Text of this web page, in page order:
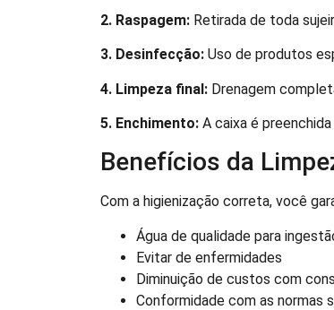
2. Raspagem: Retirada de toda
3. Desinfecção: Uso de produtos
4. Limpeza final: Drenagem
5. Enchimento: A caixa é
Benefícios da
Com a higienização correta, você
Água de qualidade para
Evitar de enfermidades
Diminuição de custos com
Conformidade com as normas